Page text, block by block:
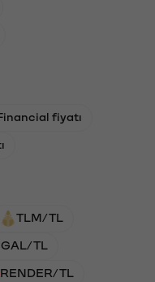
fiyatı
TLM/TL
GAL/TL
RENDER/TL